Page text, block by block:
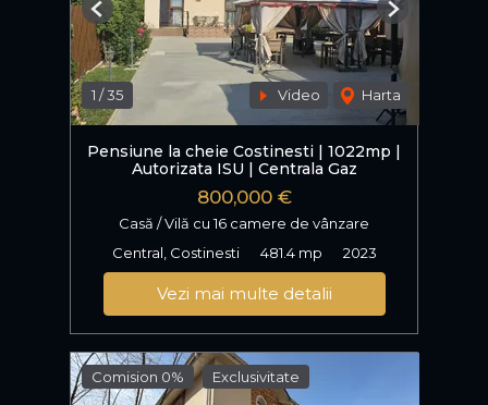
1 /35 Video Harta
Previous Next
Pensiune la cheie Costinesti | 1022mp |
Autorizata ISU | Centrala Gaz
800,000 €
Casă / Vilă cu 16 camere de vânzare
Central, Costinesti
481.4 mp 2023
Vezi mai multe detalii
Comision 0% Exclusivitate